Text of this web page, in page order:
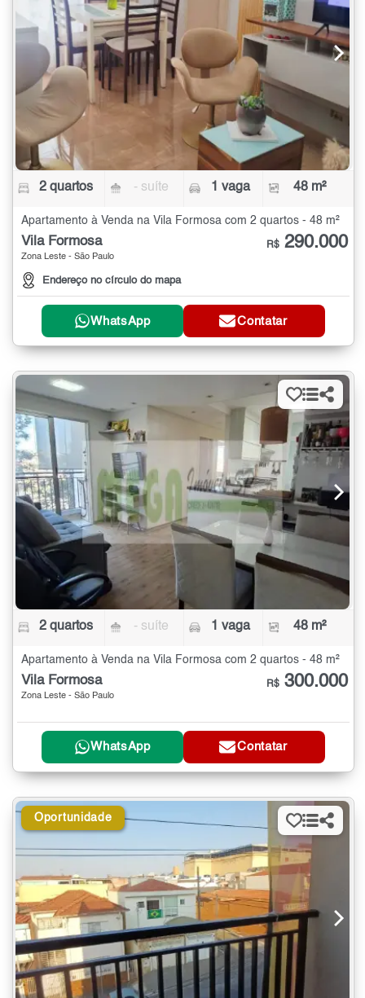
2 quartos - suíte 1 vaga 48 m²
Apartamento à Venda na Vila Formosa com 2 quartos - 48 m²
Vila Formosa
Zona Leste - São Paulo
Endereço no círculo do mapa
R$ 290.000
WhatsApp Contatar
2 quartos - suíte 1 vaga 48 m²
Apartamento à Venda na Vila Formosa com 2 quartos - 48 m²
Vila Formosa
Zona Leste - São Paulo
R$ 300.000
WhatsApp Contatar
Oportunidade